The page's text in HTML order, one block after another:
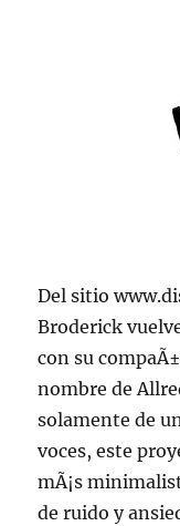
Del sitio
Broderick
con su
nombre de
solamente de
voces, este
mÃ¡s
de ruido y